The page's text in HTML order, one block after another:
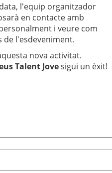
l'equip organitzador
en contacte amb
i veure com
l'esdeveniment.
nova activitat.
Talent Jovesigui un èxit!